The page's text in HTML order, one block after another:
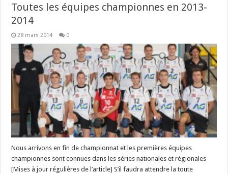
Toutes les équipes championnes en 2013-
2014
28 mars 2014 0
Nous arrivons en fin de championnat et les premières équipes
championnes sont connues dans les séries nationales et régionales
[Mises à jour régulières de l’article] S’il faudra attendre la toute